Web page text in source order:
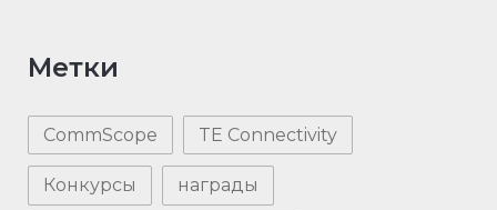
Метки
CommScope TE Connectivity
Конкурсы награды